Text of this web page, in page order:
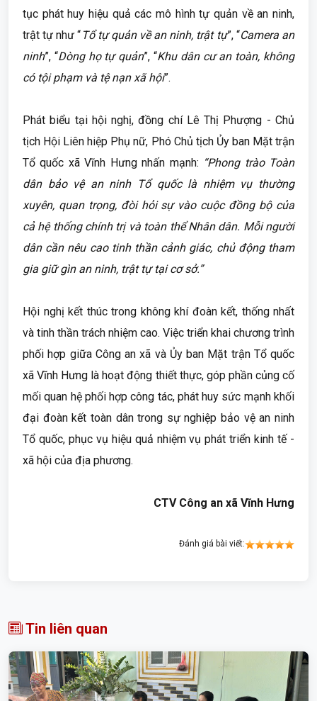
tục phát huy hiệu quả các mô hình tự quản về an ninh,
trật tự như “ Tổ tự quản về an ninh, trật tự”, “Camera an
ninh”, “Dòng họ tự quản”, “Khu dân cư an toàn, không
có tội phạm và tệ nạn xã hội”.
Phát biểu tại hội nghị, đồng chí Lê Thị Phượng - Chủ
tịch Hội Liên hiệp Phụ nữ, Phó Chủ tịch Ủy ban Mặt trận
Tổ quốc xã Vĩnh Hưng nhấn mạnh: “Phong trào Toàn
dân bảo vệ an ninh Tổ quốc là nhiệm vụ thường
xuyên, quan trọng, đòi hỏi sự vào cuộc đồng bộ của
cả hệ thống chính trị và toàn thể Nhân dân. Mỗi người
dân cần nêu cao tinh thần cảnh giác, chủ động tham
gia giữ gìn an ninh, trật tự tại cơ sở.”
Hội nghị kết thúc trong không khí đoàn kết, thống nhất
và tinh thần trách nhiệm cao. Việc triển khai chương trình
phối hợp giữa Công an xã và Ủy ban Mặt trận Tổ quốc
xã Vĩnh Hưng là hoạt động thiết thực, góp phần củng cố
mối quan hệ phối hợp công tác, phát huy sức mạnh khối
đại đoàn kết toàn dân trong sự nghiệp bảo vệ an ninh
Tổ quốc, phục vụ hiệu quả nhiệm vụ phát triển kinh tế -
xã hội của địa phương.
CTV Công an xã Vĩnh Hưng
Đánh giá bài viết:
Tin liên quan